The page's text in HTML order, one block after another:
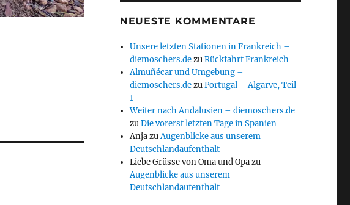
NEUESTE KOMMENTARE
Unsere letzten Stationen in Frankreich –
diemoschers.dezuRückfahrt Frankreich
Almuñécar und Umgebung –
diemoschers.dezuPortugal – Algarve, Teil
1
Weiter nach Andalusien – diemoschers.de
zuDie vorerst letzten Tage in Spanien
AnjazuAugenblicke aus unserem
Deutschlandaufenthalt
Liebe Grüsse von Oma und Opazu
Augenblicke aus unserem
Deutschlandaufenthalt